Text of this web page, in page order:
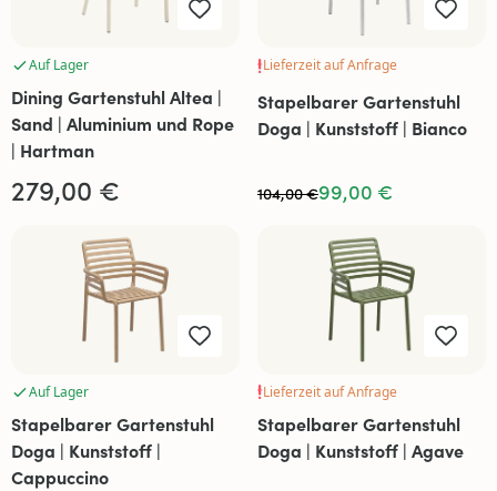
Auf Lager
Dining Gartenstuhl Altea |
Sand | Aluminium und Rope
| Hartman
279,00 €
Lieferzeit auf Anfrage
Stapelbarer Gartenstuhl
Doga | Kunststoff | Bianco
99,00 €
104,00 €
Auf Lager
Stapelbarer Gartenstuhl
Doga | Kunststoff |
Cappuccino
Lieferzeit auf Anfrage
Stapelbarer Gartenstuhl
Doga | Kunststoff | Agave